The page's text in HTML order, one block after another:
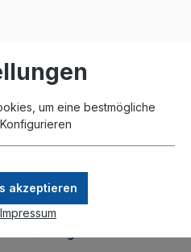
per Paypal
um eine bestmögliche
Konfigurieren
akzeptieren
Impressum